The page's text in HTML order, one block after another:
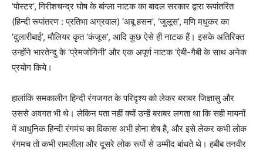
‘पोस्टर’, गिरीशचन्द्र घोष के बांग्ला नाटक का बादल सरकार द्वारा रूपांतरित
(हिन्दी रूपांतरण : प्रतिभा अग्रवाल) ‘अबू हसन’, ‘जुलूस’, मणि मधुकर का
‘दुलारीबाई’, मौलियर कृत ‘कंजूस’, आदि कुछ ऐसे ही नाटक हैं। इसके अतिरिक्त
उन्होंने भारतेन्दु के ‘प्रेमजोगिनी’ और एक अपूर्ण नाटक ‘ऐबी-गैबी के साथ अनेक
प्रयोग किये।
हालांकि समकालीन हिन्दी रंगजगत के परिदृश्य को लेकर बराबर जिज्ञासु और
उससे अवगत भी थे। लेकिन पता नहीं क्यों उन्हें बराबर लगता था कि सही मायनों
में आधुनिक हिन्दी रंगमंच का विकास अभी होना शेष है, और इसे लेकर कभी लोक
रंगमच तो कभी रामलीला और दूसरे लोक रूपों से उम्मीद बांधते थे। हबीब तनवीर